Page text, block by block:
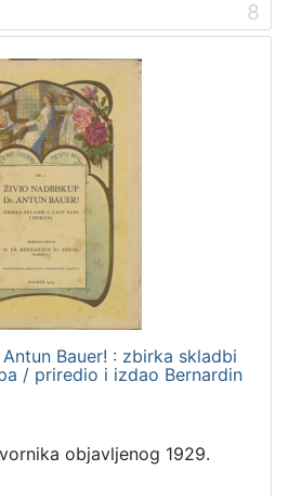
8
Bauer! : zbirka skladbi
/ priredio i izdao Bernardin
objavljenog 1929.